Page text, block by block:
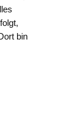
bin